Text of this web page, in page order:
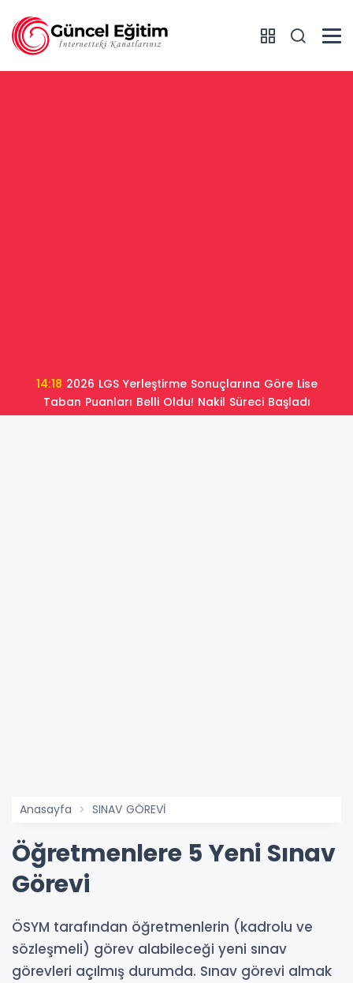
14:18
Taban Puanları Belli Oldu! Nakil Süreci Başladı
Anasayfa SINAV GÖREVİ
Öğretmenlere 5 Yeni Sınav
Görevi
ÖSYM tarafından öğretmenlerin (kadrolu ve
sözleşmeli) görev alabileceği yeni sınav
görevleri açılmış durumda. Sınav görevi almak